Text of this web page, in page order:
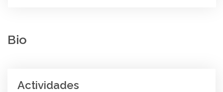
Bio
Actividades